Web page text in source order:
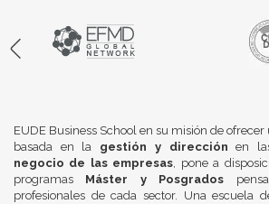
EUDE Business School en su misión de
basada en la gestión y dirección en
negocio de las empresas, pone a
programas Máster y Posgrados
profesionales de cada sector. Una escuela